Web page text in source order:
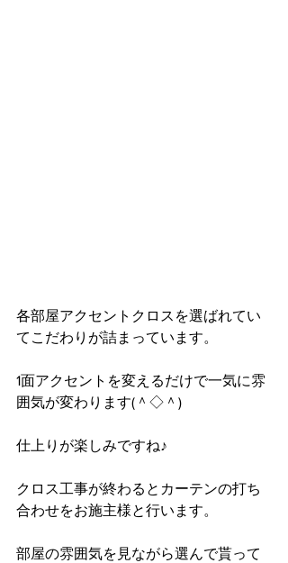
各部屋アクセントクロスを選ばれてい
てこだわりが詰まっています。
1面アクセントを変えるだけで一気に雰
囲気が変わります(＾◇＾)
仕上りが楽しみですね♪
クロス工事が終わるとカーテンの打ち
合わせをお施主様と行います。
部屋の雰囲気を見ながら選んで貰って